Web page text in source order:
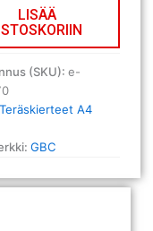
LISÄÄ
(SKU):e-
Teräskierteet A4
GBC